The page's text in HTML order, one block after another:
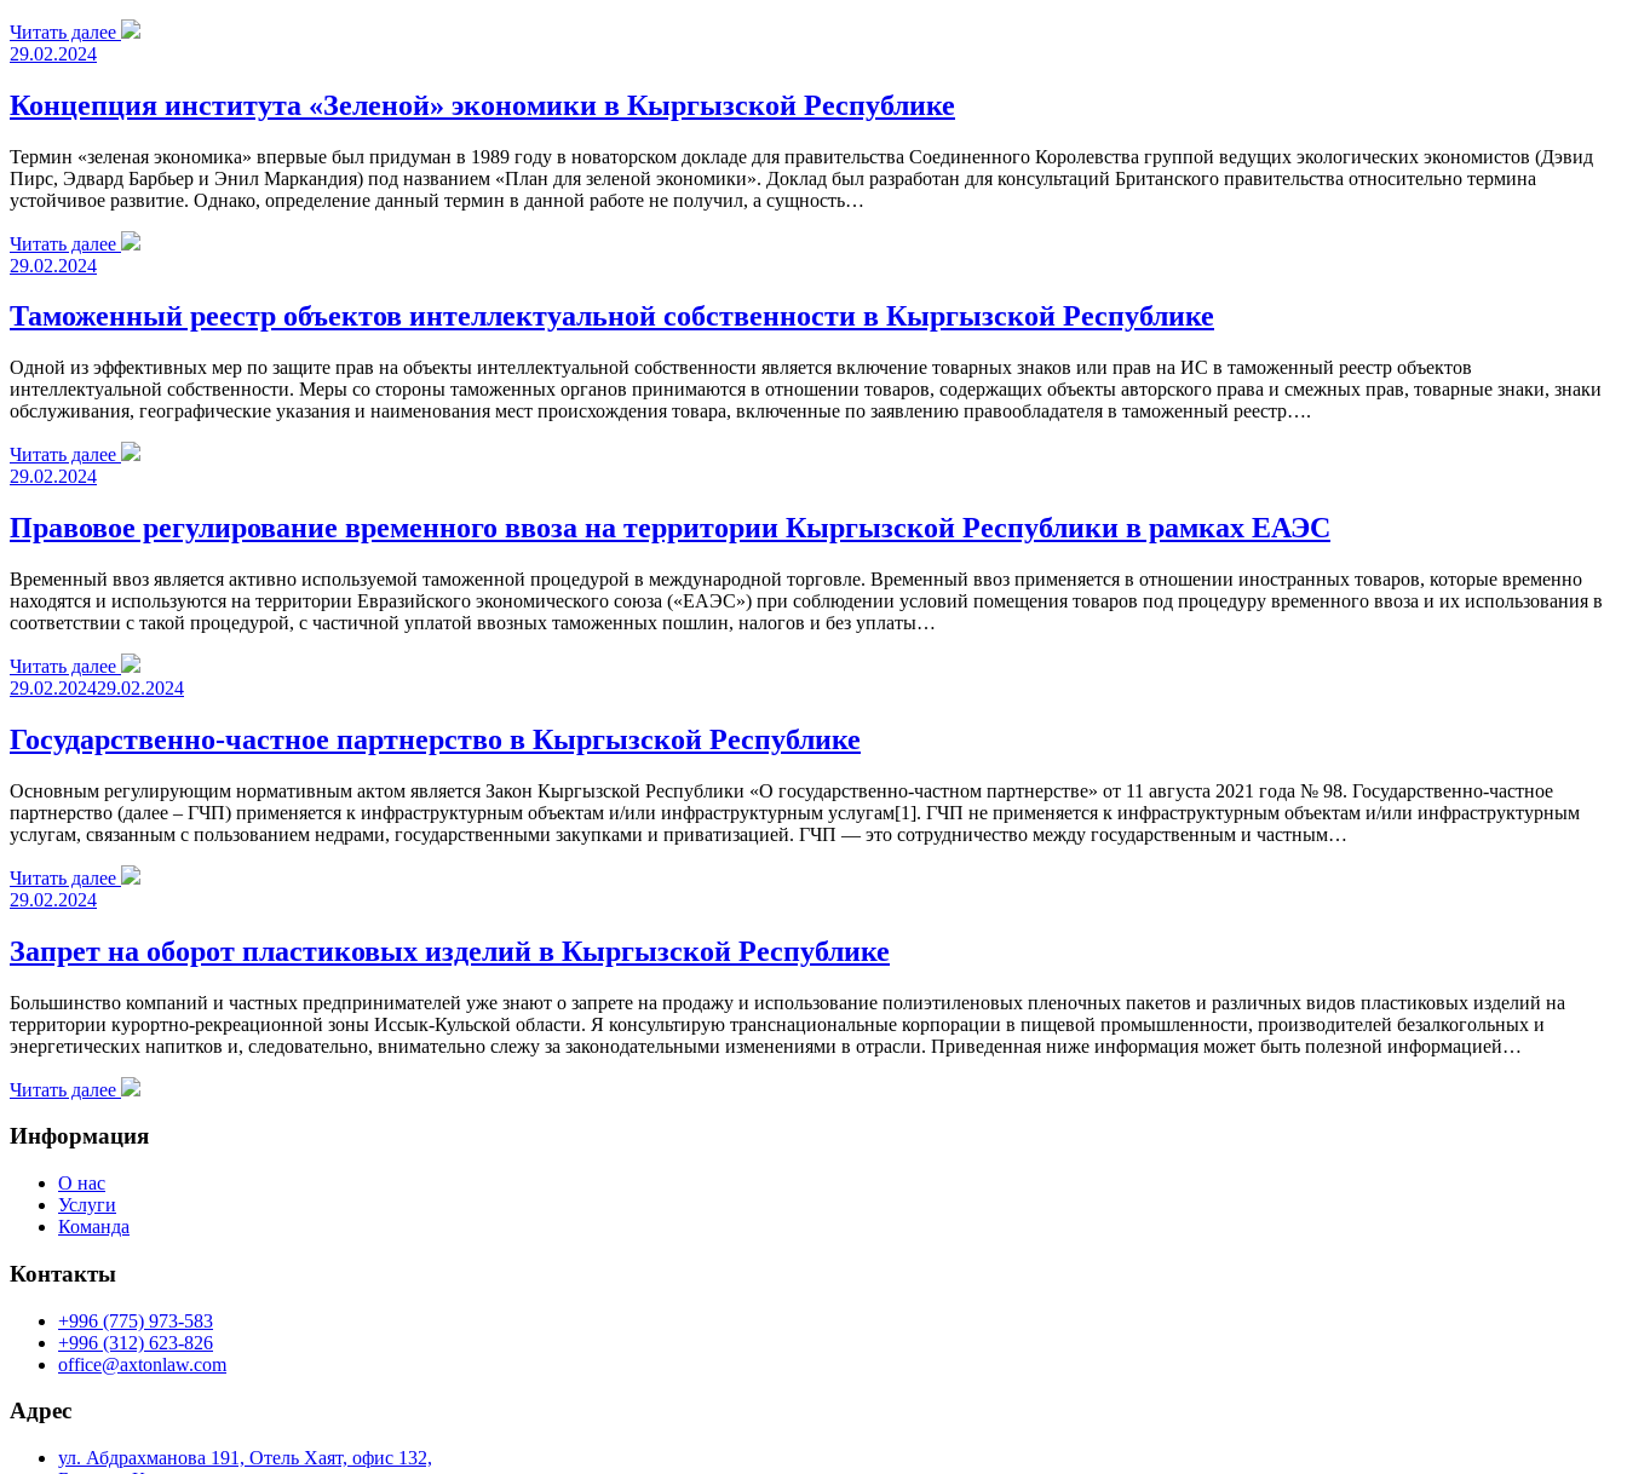
Читать далее
29.02.2024
Концепция института «Зеленой» экономики в Кыргызской Республике
Термин «зеленая экономика» впервые был придуман в 1989 году в новаторском докладе для правительства Соединенного Королевства группой ведущих экологических экономистов (Дэвид
Пирс, Эдвард Барбьер и Энил Маркандия) под названием «План для зеленой экономики». Доклад был разработан для консультаций Британского правительства относительно термина
устойчивое развитие. Однако, определение данный термин в данной работе не получил, а сущность…
Читать далее
29.02.2024
Таможенный реестр объектов интеллектуальной собственности в Кыргызской Республике
Одной из эффективных мер по защите прав на объекты интеллектуальной собственности является включение товарных знаков или прав на ИС в таможенный реестр объектов
интеллектуальной собственности. Меры со стороны таможенных органов принимаются в отношении товаров, содержащих объекты авторского права и смежных прав, товарные знаки, знаки
обслуживания, географические указания и наименования мест происхождения товара, включенные по заявлению правообладателя в таможенный реестр….
Читать далее
29.02.2024
Правовое регулирование временного ввоза на территории Кыргызской Республики в рамках ЕАЭС
Временный ввоз является активно используемой таможенной процедурой в международной торговле. Временный ввоз применяется в отношении иностранных товаров, которые временно
находятся и используются на территории Евразийского экономического союза («ЕАЭС») при соблюдении условий помещения товаров под процедуру временного ввоза и их использования в
соответствии с такой процедурой, с частичной уплатой ввозных таможенных пошлин, налогов и без уплаты…
Читать далее
29.02.202429.02.2024
Государственно-частное партнерство в Кыргызской Республике
Основным регулирующим нормативным актом является Закон Кыргызской Республики «О государственно-частном партнерстве» от 11 августа 2021 года № 98. Государственно-частное
партнерство (далее – ГЧП) применяется к инфраструктурным объектам и/или инфраструктурным услугам[1]. ГЧП не применяется к инфраструктурным объектам и/или инфраструктурным
услугам, связанным с пользованием недрами, государственными закупками и приватизацией. ГЧП — это сотрудничество между государственным и частным…
Читать далее
29.02.2024
Запрет на оборот пластиковых изделий в Кыргызской Республике
Большинство компаний и частных предпринимателей уже знают о запрете на продажу и использование полиэтиленовых пленочных пакетов и различных видов пластиковых изделий на
территории курортно-рекреационной зоны Иссык-Кульской области. Я консультирую транснациональные корпорации в пищевой промышленности, производителей безалкогольных и
энергетических напитков и, следовательно, внимательно слежу за законодательными изменениями в отрасли. Приведенная ниже информация может быть полезной информацией…
Читать далее
Информация
О нас
Услуги
Команда
Контакты
+996 (775) 973-583
+996 (312) 623-826
office@axtonlaw.com
Адрес
ул. Абдрахманова 191, Отель Хаят, офис 132,